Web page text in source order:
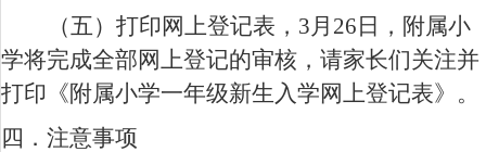
（五）打印网上登记表， 3 月 26 日，附属小
学将完成全部网上登记的审核，请家长们关注并
打印《附属小学一年级新生入学网上登记表》。
四．注意事项